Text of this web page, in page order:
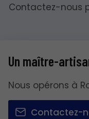
Contactez-nous
Un maître-
Nous opérons à
Contactez-